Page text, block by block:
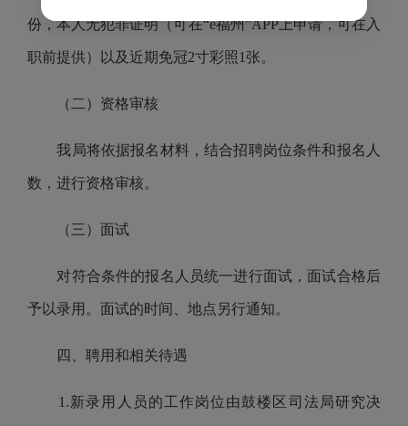
份，本人无犯罪证明（可在“e福州”APP上申请，可在入
职前提供）以及近期免冠2寸彩照1张。
（二）资格审核
我局将依据报名材料，结合招聘岗位条件和报名人
数，进行资格审核。
（三）面试
对符合条件的报名人员统一进行面试，面试合格后
予以录用。面试的时间、地点另行通知。
四、聘用和相关待遇
1.新录用人员的工作岗位由鼓楼区司法局研究决